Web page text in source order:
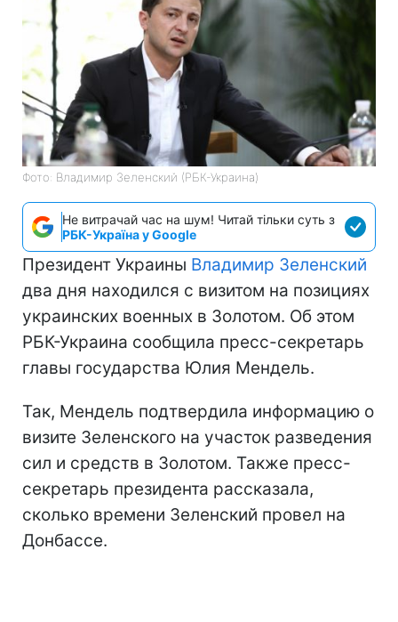
Фото: Владимир Зеленский (РБК-Украина)
Не витрачай час на шум! Читай тільки суть з
РБК-Україна у Google
Президент Украины Владимир Зеленский
два дня находился с визитом на позициях
украинских военных в Золотом. Об этом
РБК-Украина сообщила пресс-секретарь
главы государства Юлия Мендель.
Так, Мендель подтвердила информацию о
визите Зеленского на участок разведения
сил и средств в Золотом. Также пресс-
секретарь президента рассказала,
сколько времени Зеленский провел на
Донбассе.